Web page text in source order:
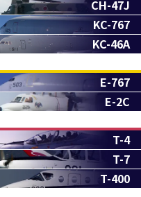
CH-47J
KC-767
KC-46A
E-767
E-2C
T-4
T-7
T-400